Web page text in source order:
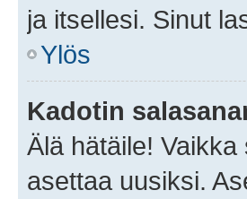
ja itsellesi. Sinut
Ylös
Kadotin
Älä hätäile!
asettaa uusiksi.